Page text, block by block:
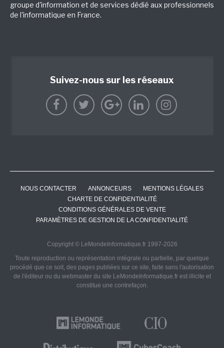
groupe d'information et de services dédié aux professionnels
de l'informatique en France.
Suivez-nous sur les réseaux
NOUS CONTACTER ANNONCEURS
MENTIONS LÉGALES
CHARTE DE CONFIDENTIALITÉ
CONDITIONS GÉNÉRALES DE VENTE
PARAMÈTRES DE GESTION DE LA CONFIDENTIALITÉ
Copyright © LeMondeInformatique.fr 1997-2026
Toute reproduction ou représentation intégrale ou partielle, par quelque
procédé que ce soit, des pages publiées sur ce site, faite sans l'autorisation
de l'éditeur ou du webmaster du site LeMondeInformatique.fr est illicite et
constitue une contrefaçon.